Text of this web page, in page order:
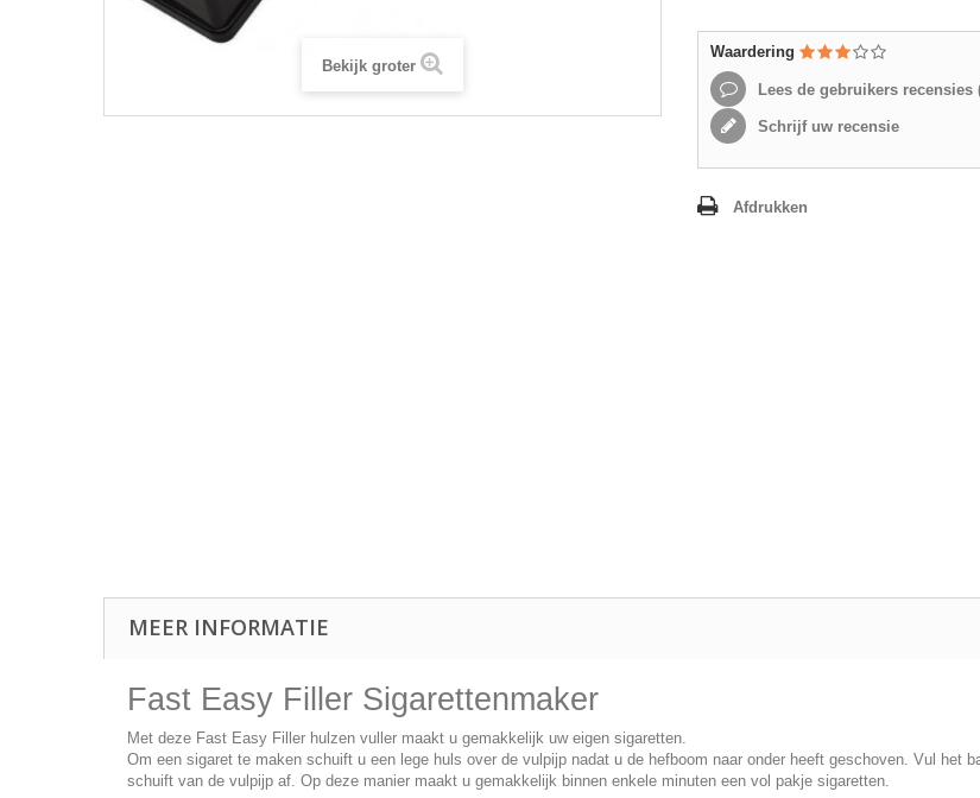
Bekijk groter
Waardering
Lees de gebruikers recensies
Schrijf uw recensie
Afdrukken
MEER INFORMATIE
Fast Easy Filler Sigarettenmaker
Met deze Fast Easy Filler hulzen vuller maakt u gemakkelijk uw eigen sigaretten.
Om een sigaret te maken schuift u een lege huls over de vulpijp nadat u de hefboom naar onder heeft geschoven. Vul het
schuift van de vulpijp af. Op deze manier maakt u gemakkelijk binnen enkele minuten een vol pakje sigaretten.